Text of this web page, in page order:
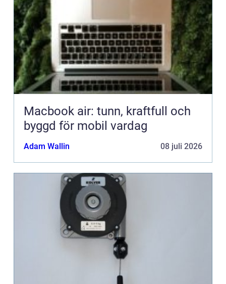
Macbook air: tunn, kraftfull och
byggd för mobil vardag
Adam Wallin 08 juli 2026